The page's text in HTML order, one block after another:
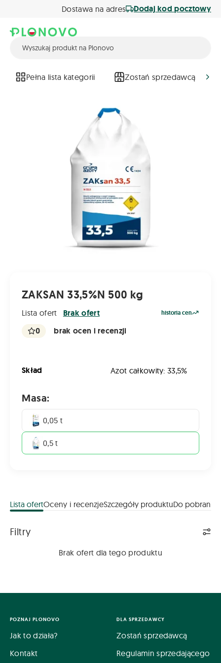
Dostawa na adres Dodaj kod pocztowy
Pełna lista kategorii Zostań sprzedawcą
ZAKSAN 33,5%N 500 kg
Lista ofert Brak ofert historia cen
0 brak ocen i recenzji
Skład Azot całkowity: 33,5%
Masa:
0,05 t
0,5 t
Lista ofertOceny i recenzjeSzczegóły produktuDo pobrania
Filtry
Brak ofert dla tego produktu
POZNAJ PLONOVO
Jak to działa?
Kontakt
DLA SPRZEDAWCY
Zostań sprzedawcą
Regulamin sprzedającego